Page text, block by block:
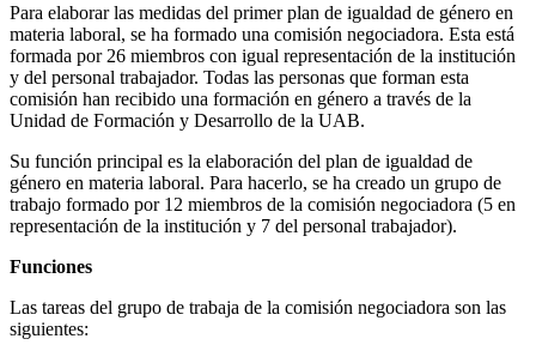
Para elaborar las medidas del primer plan de igualdad de género en
materia laboral, se ha formado una comisión negociadora. Esta está
formada por 26 miembros con igual representación de la institución
y del personal trabajador. Todas las personas que forman esta
comisión han recibido una formación en género a través de la
Unidad de Formación y Desarrollo de la UAB.
Su función principal es la elaboración del plan de igualdad de
género en materia laboral. Para hacerlo, se ha creado un grupo de
trabajo formado por 12 miembros de la comisión negociadora (5 en
representación de la institución y 7 del personal trabajador).
Funciones
Las tareas del grupo de trabaja de la comisión negociadora son las
siguientes: